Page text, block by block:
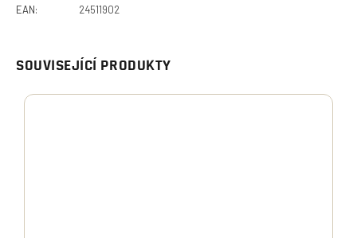
SOUVISEJÍCÍ PRODUKTY
EAN: 24511902